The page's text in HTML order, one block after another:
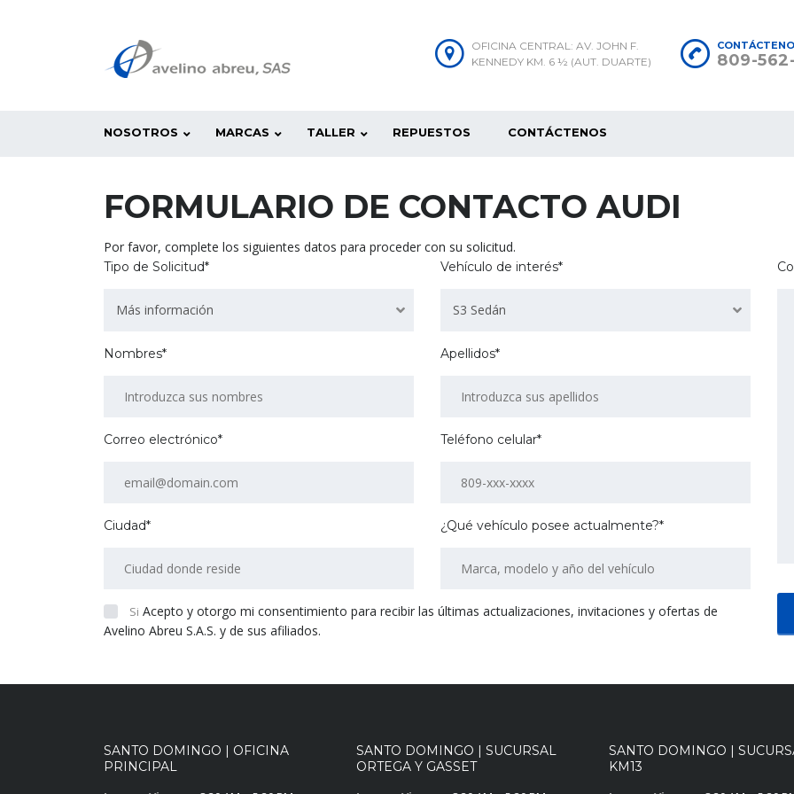
809-
OFICINA CENTRAL: AV. JOHN F.
KENNEDY KM. 6 ½ (AUT. DUARTE)
NOSOTROS MARCAS TALLER REPUESTOS CONTÁCTENOS
FORMULARIO DE CONTACTO AUDI
Por favor, complete los siguientes datos para proceder con su solicitud.
Tipo de Solicitud*
Más información
Vehículo de interés*
S3 Sedán
Nombres* Apellidos*
Correo electrónico* Teléfono celular*
Ciudad* ¿Qué vehículo posee actualmente?*
Si Acepto y otorgo mi consentimiento para recibir las últimas actualizaciones, invitaciones y ofertas de
Avelino Abreu S.A.S. y de sus afiliados.
SANTO DOMINGO | OFICINA
PRINCIPAL
SANTO DOMINGO | SUCURSAL
ORTEGA Y GASSET
SANTO DOMINGO |
KM13